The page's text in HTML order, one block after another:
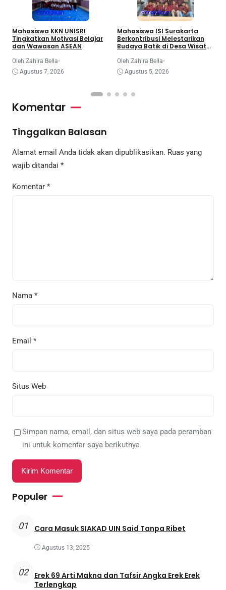
Pendidikan
Mahasiswa KKN UNISRI
Tingkatkan Motivasi Belajar
dan Wawasan ASEAN
Oleh Zahira Bella•
Agustus 7, 2026
Pendidikan
Mahasiswa ISI Surakarta
Berkontribusi Melestarikan
Budaya Batik di Desa Wisata
Oleh Zahira Bella•
Agustus 5, 2026
Komentar
Tinggalkan Balasan
Alamat email Anda tidak akan dipublikasikan. Ruas yang
wajib ditandai *
Komentar *
Nama *
Email *
Situs Web
Simpan nama, email, dan situs web saya pada peramban
ini untuk komentar saya berikutnya.
Populer
01 Cara Masuk SIAKAD UIN Said Tanpa Ribet
Agustus 13, 2025
02
Erek 69 Arti Makna dan Tafsir Angka Erek Erek
Terlengkap